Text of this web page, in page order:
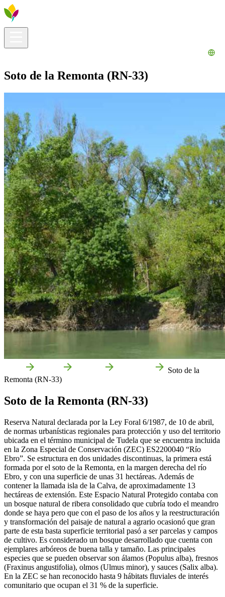
Soto de la Remonta (RN-33)
Soto de la
Remonta (RN-33)
Soto de la Remonta (RN-33)
Reserva Natural declarada por la Ley Foral 6/1987, de 10 de abril,
de normas urbanísticas regionales para protección y uso del territorio
ubicada en el término municipal de Tudela que se encuentra incluida
en la Zona Especial de Conservación (ZEC) ES2200040 “Río
Ebro”. Se estructura en dos unidades discontinuas, la primera está
formada por el soto de la Remonta, en la margen derecha del río
Ebro, y con una superficie de unas 31 hectáreas. Además de
contener la llamada isla de la Calva, de aproximadamente 13
hectáreas de extensión. Este Espacio Natural Protegido contaba con
un bosque natural de ribera consolidado que cubría todo el meandro
donde se haya pero que con el paso de los años y la reestructuración
y transformación del paisaje de natural a agrario ocasionó que gran
parte de esta basta superficie territorial pasó a ser parcelas y campos
de cultivo. Es considerado un bosque desarrollado que cuenta con
ejemplares arbóreos de buena talla y tamaño. Las principales
especies que se pueden observar son álamos (Populus alba), fresnos
(Fraxinus angustifolia), olmos (Ulmus minor), y sauces (Salix alba).
En la ZEC se han reconocido hasta 9 hábitats fluviales de interés
comunitario que ocupan el 31 % de la superficie.